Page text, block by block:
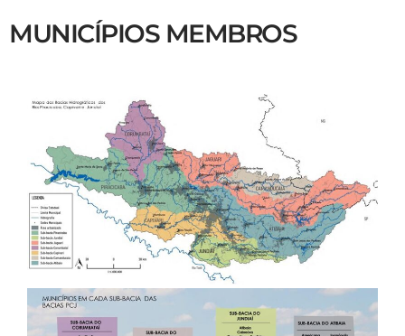
MUNICÍPIOS MEMBROS